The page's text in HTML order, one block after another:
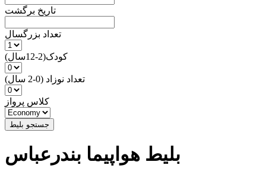
تاریخ برگشت
تعداد بزرگسال
کودک(2-12سال)
تعداد نوزاد (0-2 سال)
کلاس پرواز
جستجو بلیط
بلیط هواپیما بندرعباس